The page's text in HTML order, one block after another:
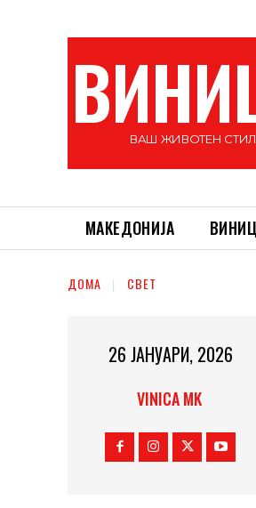
ВАШ ЖИВОТЕН СТИЛ
МАКЕДОНИЈА
ДОМА СВЕТ
26 ЈАНУАРИ, 2026
VINICA MK